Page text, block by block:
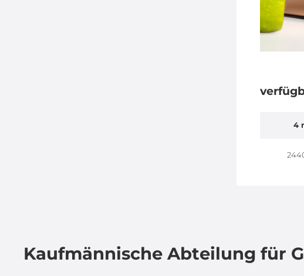
4
Kaufmännische Abteilung für